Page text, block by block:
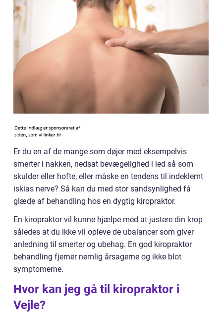
Er du en af de mange som døjer med eksempelvis
smerter i nakken, nedsat bevægelighed i led så som
skulder eller hofte, eller måske en tendens til indeklemt
iskias nerve? Så kan du med stor sandsynlighed få
glæde af behandling hos en dygtig kiropraktor.
En kiropraktor vil kunne hjælpe med at justere din krop
således at du ikke vil opleve de ubalancer som giver
anledning til smerter og ubehag. En god kiropraktor
behandling fjerner nemlig årsagerne og ikke blot
symptomerne.
Hvor kan jeg gå til kiropraktor i
Vejle?